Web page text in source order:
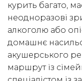
курить багато,
неодноразові
алкоголю або
домашнє
акушерського
маршрут із